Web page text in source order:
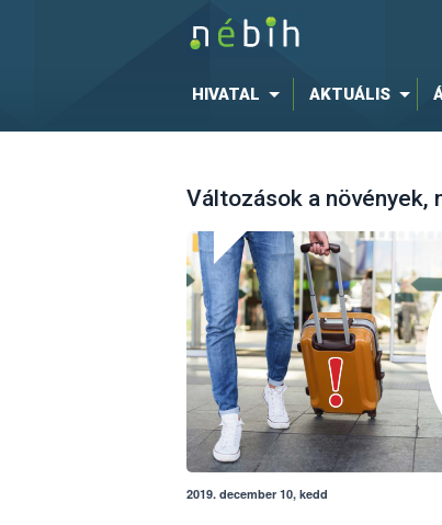
HIVATAL AKTUÁLIS
Változások a
2019. december 10, kedd